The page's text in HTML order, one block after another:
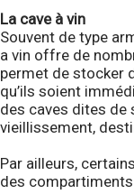
La cave à vin
Souvent de type
a vin offre de
permet de stocker
qu’ils soient
des caves dites de
vieillissement,
Par ailleurs,
des